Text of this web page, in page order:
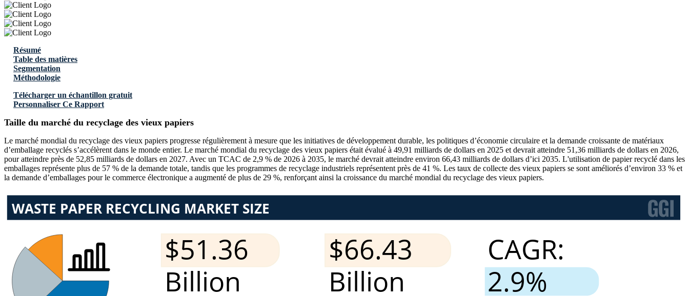
Résumé
Table des matières
Segmentation
Méthodologie
Télécharger un échantillon gratuit
Personnaliser Ce Rapport
Taille du marché du recyclage des vieux papiers
Le marché mondial du recyclage des vieux papiers progresse régulièrement à mesure que les initiatives de développement durable, les politiques d’économie circulaire et la demande croissante de matériaux
d’emballage recyclés s’accélèrent dans le monde entier. Le marché mondial du recyclage des vieux papiers était évalué à 49,91 milliards de dollars en 2025 et devrait atteindre 51,36 milliards de dollars en 2026,
pour atteindre près de 52,85 milliards de dollars en 2027. Avec un TCAC de 2,9 % de 2026 à 2035, le marché devrait atteindre environ 66,43 milliards de dollars d’ici 2035. L'utilisation de papier recyclé dans les
emballages représente plus de 57 % de la demande totale, tandis que les programmes de recyclage industriels représentent près de 41 %. Les taux de collecte des vieux papiers se sont améliorés d’environ 33 % et
la demande d’emballages pour le commerce électronique a augmenté de plus de 29 %, renforçant ainsi la croissance du marché mondial du recyclage des vieux papiers.